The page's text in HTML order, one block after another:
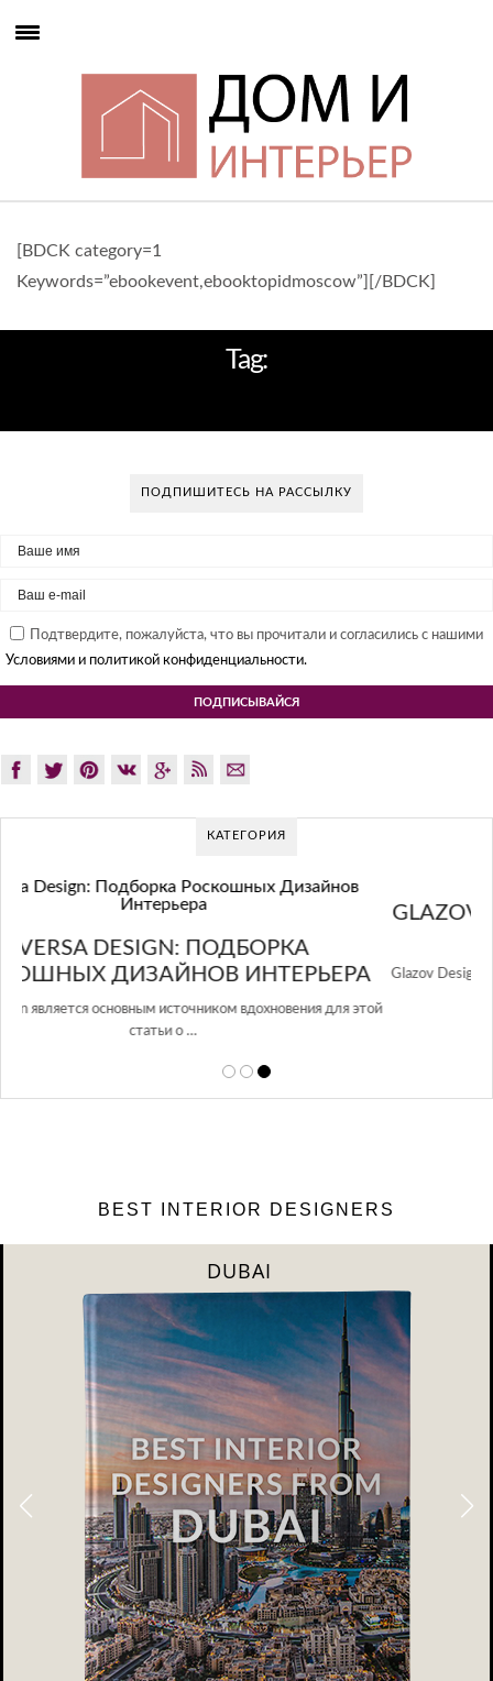
[BDCK category=1
Keywords=”ebookevent,ebooktopidmoscow”][/BDCK]
Tag:
ПОДПИШИТЕСЬ НА РАССЫЛКУ
Подтвердите, пожалуйста, что вы прочитали и согласились с нашими
Условиями и политикой конфиденциальности.
КАТЕГОРИЯ
ПОДХОД К ДИЗАЙНУ
в Росси…
BEST INTERIOR DESIGNERS
DUBAI